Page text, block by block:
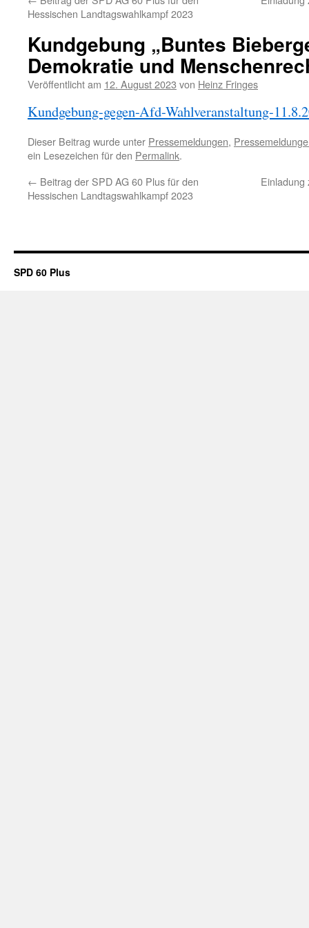
Hessischen Landtagswahlkampf 2023
Kundgebung „Buntes
Demokratie und
Veröffentlicht am 12. August 2023 von Heinz Fringes
Kundgebung-gegen-Afd-Wahlveranstaltung-
Dieser Beitrag wurde unter Pressemeldungen,
ein Lesezeichen für den Permalink.
← Beitrag der SPD AG 60 Plus für den
Hessischen Landtagswahlkampf 2023
Einladung
SPD 60 Plus